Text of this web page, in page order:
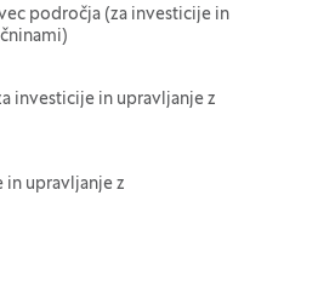
področja (za investicije in
investicije in upravljanje z
in upravljanje z